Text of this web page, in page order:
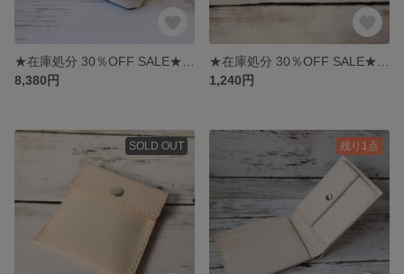
8,380円
1,240円
SOLD OUT 残り1点